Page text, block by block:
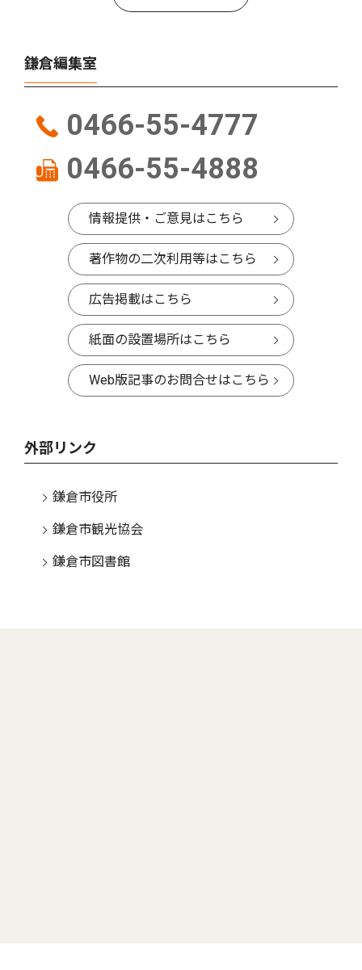
鎌倉編集室
0466-55-4777
0466-55-4888
情報提供・ご意見はこちら
著作物の二次利用等はこちら
広告掲載はこちら
紙面の設置場所はこちら
Web版記事のお問合せはこちら
外部リンク
鎌倉市役所
鎌倉市観光協会
鎌倉市図書館